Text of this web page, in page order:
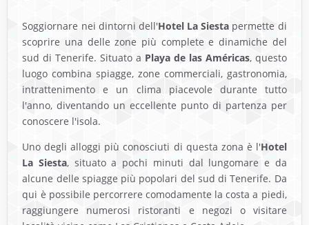
Soggiornare nei dintorni dell'Hotel La Siesta permette di
scoprire una delle zone più complete e dinamiche del
sud di Tenerife. Situato a Playa de las Américas, questo
luogo combina spiagge, zone commerciali, gastronomia,
intrattenimento e un clima piacevole durante tutto
l'anno, diventando un eccellente punto di partenza per
conoscere l'isola.
Uno degli alloggi più conosciuti di questa zona è l'Hotel
La Siesta, situato a pochi minuti dal lungomare e da
alcune delle spiagge più popolari del sud di Tenerife. Da
qui è possibile percorrere comodamente la costa a piedi,
raggiungere numerosi ristoranti e negozi o visitare